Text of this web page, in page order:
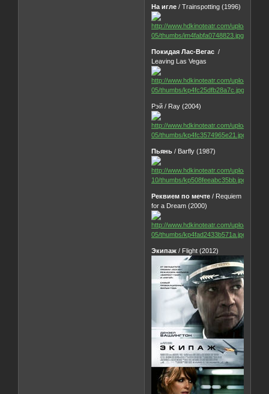
На игле / Trainspotting (1996)
Покидая Лас-Вегас /
Leaving Las Vegas
Рэй / Ray (2004)
Пьянь / Barfly (1987)
Реквием по мечте / Requiem
for a Dream (2000)
Экипаж / Flight (2012)